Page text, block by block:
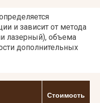
и зависит от метода
лазерный), объема
дополнительных
Стоимость